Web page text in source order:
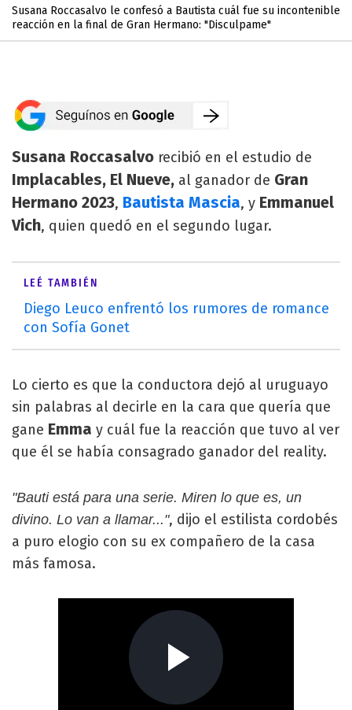
Susana Roccasalvo le confesó a Bautista cuál fue su incontenible
reacción en la final de Gran Hermano: "Disculpame"
Susana Roccasalvo recibió en el estudio de
Implacables, El Nueve, al ganador de Gran
Hermano 2023, Bautista Mascia, y Emmanuel
Vich, quien quedó en el segundo lugar.
LEÉ TAMBIÉN
Diego Leuco enfrentó los rumores de romance
con Sofía Gonet
Lo cierto es que la conductora dejó al uruguayo
sin palabras al decirle en la cara que quería que
gane Emma y cuál fue la reacción que tuvo al ver
que él se había consagrado ganador del reality.
"Bauti está para una serie. Miren lo que es, un
divino. Lo van a llamar...", dijo el estilista cordobés
a puro elogio con su ex compañero de la casa
más famosa.